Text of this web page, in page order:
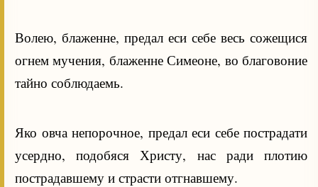
Волею, блаженне, предал еси себе весь сожещися
огнем мучения, блаженне Симеоне, во благовоние
тайно соблюдаемь.
Яко овча непорочное, предал еси себе пострадати
усердно, подобяся Христу, нас ради плотию
пострадавшему и страсти отгнавшему.